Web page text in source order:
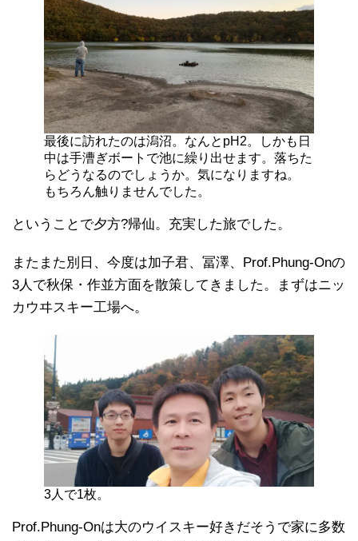
最後に訪れたのは潟沼。なんとpH2。しかも日
中は手漕ぎボートで池に繰り出せます。落ちた
らどうなるのでしょうか。気になりますね。
もちろん触りませんでした。
ということで夕方?帰仙。充実した旅でした。
またまた別日、今度は加子君、冨澤、Prof.Phung-Onの
3人で秋保・作並方面を散策してきました。まずはニッ
カウヰスキー工場へ。
3人で1枚。
Prof.Phung-Onは大のウイスキー好きだそうで家に多数